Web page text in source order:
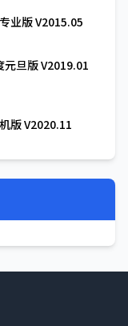
业版 V2015.05
元旦版 V2019.01
版 V2020.11